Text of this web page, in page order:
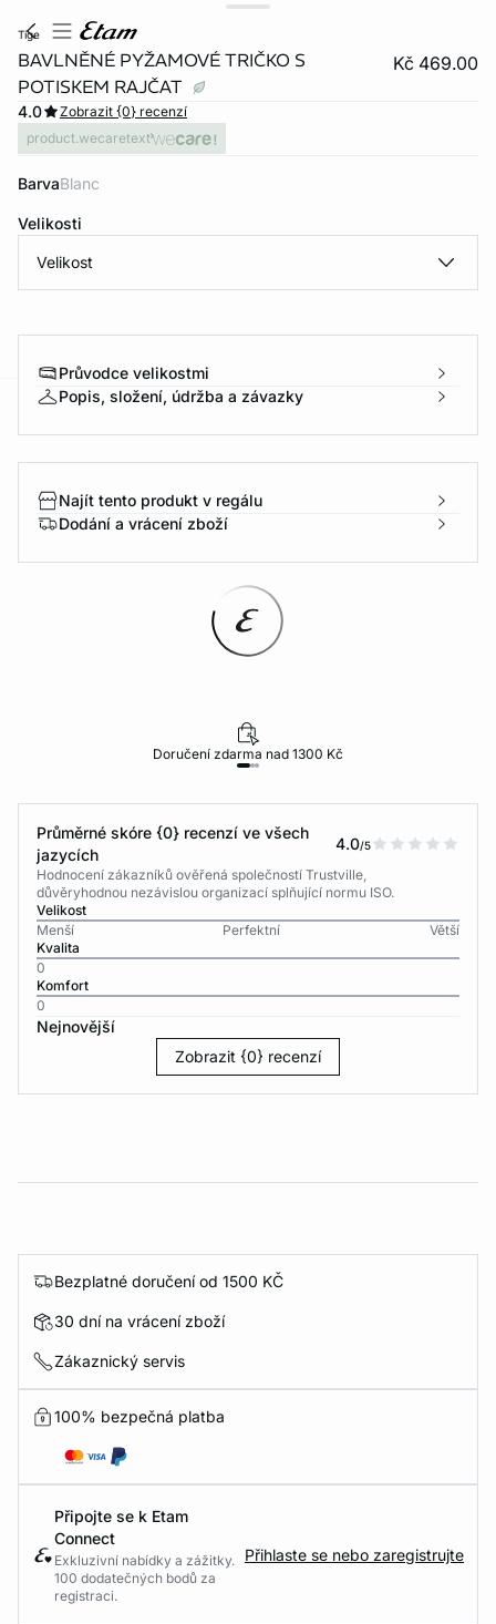
tige
BAVLNĚNÉ PYŽAMOVÉ TRIČKO S
POTISKEM RAJČAT
Kč 469.00
4.0
Zobrazit {0} recenzí
product.wecaretext
Barva blanc
Velikosti
Velikost
Průvodce velikostmi
Popis, složení, údržba a závazky
Najít tento produkt v regálu
Dodání a vrácení zboží
Doručení zdarma nad 1300 Kč
Průměrné skóre {0} recenzí ve všech
jazycích
4.0/5
Hodnocení zákazníků ověřená společností Trustville,
důvěryhodnou nezávislou organizací splňující normu ISO.
Velikost
Menší
Perfektní
Větší
Kvalita
0
Komfort
0
Nejnovější
Zobrazit {0} recenzí
Bezplatné doručení od 1500 KČ
30 dní na vrácení zboží
Zákaznický servis
100% bezpečná platba
Připojte se k Etam
Connect
Exkluzivní nabídky a zážitky.
100 dodatečných bodů za
registraci.
Přihlaste se nebo zaregistrujte